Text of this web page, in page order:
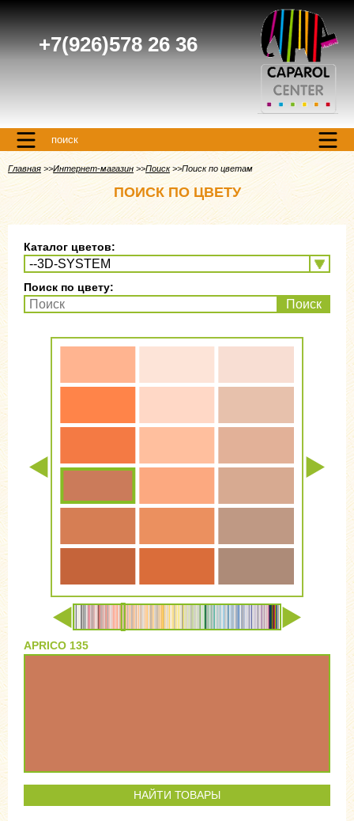
+7(926)578 26 36
поиск
Главная Интернет-магазин Поиск Поиск по цветам
ПОИСК ПО ЦВЕТУ
Каталог цветов:
Поиск по цвету:
Поиск
APRICO 135
НАЙТИ ТОВАРЫ